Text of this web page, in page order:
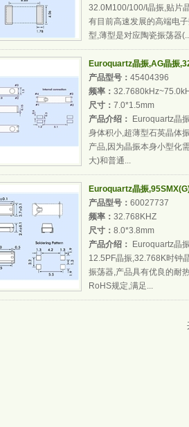
32.0M100/100/I晶振,贴片
有目前高速发展的高端电
型,薄型是对应陶瓷振荡器
Euroquartz晶振,AG晶振
产品型号： 45404396
频率：
尺寸： 7.0*1.5mm
产品介绍：
Euroquartz晶
身体积小,超薄型石英晶体
产品,因为晶振本身小型化
大)和普通...
Euroquartz晶振
产品型号： 60027737
频率： 32.768KHZ
尺寸： 8.0*3.8mm
产品介绍：
Euroquartz晶
12.5PF晶振,32.768K时钟
振荡器,产品具有优良的耐
RoHS规定,满足...